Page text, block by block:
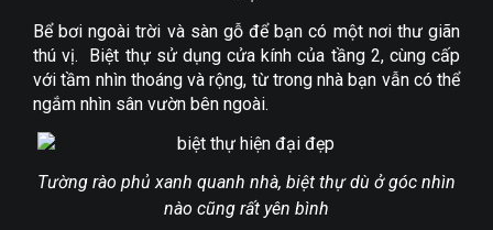
Bể bơi ngoài trời và sàn gỗ để bạn có một nơi thư giãn
thú vị. Biệt thự sử dụng cửa kính của tầng 2, cùng cấp
với tầm nhìn thoáng và rộng, từ trong nhà bạn vẫn có thể
ngắm nhìn sân vườn bên ngoài.
Tường rào phủ xanh quanh nhà, biệt thự dù ở góc nhìn
nào cũng rất yên bình